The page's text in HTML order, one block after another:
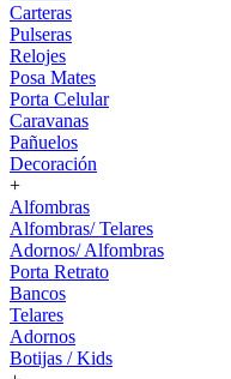
Carteras
Pulseras
Relojes
Posa Mates
Porta Celular
Caravanas
Pañuelos
Decoración
+
Alfombras
Alfombras/ Telares
Adornos/ Alfombras
Porta Retrato
Bancos
Telares
Adornos
Botijas / Kids